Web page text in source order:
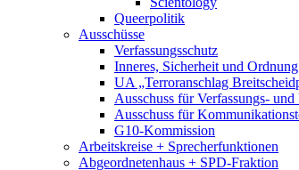
Queerpolitik
Ausschüsse
Verfassungsschutz
Inneres, Sicherheit und Ordnung
UA „Terroranschlag
Ausschuss für Verfassungs-
Ausschuss für
G10-Kommission
Arbeitskreise + Sprecherfunktionen
Abgeordnetenhaus + SPD-Fraktion